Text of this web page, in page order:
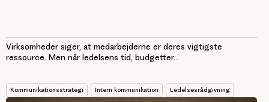
Virksomheder siger, at medarbejderne er deres vigtigste
ressource. Men når ledelsens tid, budgetter...
Kommunikationsstrategi Intern kommunikation Ledelsesrådgivning